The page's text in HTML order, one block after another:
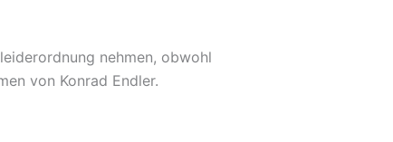
nehmen, obwohl
von Konrad Endler.